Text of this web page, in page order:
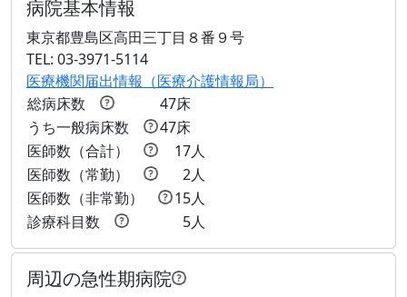
病院基本情報
東京都豊島区高田三丁目８番９号
TEL: 03-3971-5114
医療機関届出情報（医療介護情報局）
総病床数
47床
うち一般病床数
47床
医師数（合計）
17人
医師数（常勤）
2人
医師数（非常勤）
15人
診療科目数
5人
周辺の急性期病院